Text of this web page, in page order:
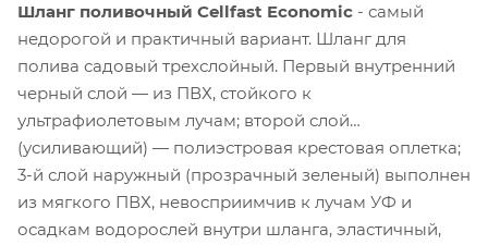
Шланг поливочный Cellfast Economic - самый
недорогой и практичный вариант. Шланг для
полива садовый трехслойный. Первый внутренний
черный слой — из ПВХ, стойкого к
ультрафиолетовым лучам; второй слой
(усиливающий) — полиэстровая крестовая оплетка;
3-й слой наружный (прозрачный зеленый) выполнен
из мягкого ПВХ, невосприимчив к лучам УФ и
осадкам водорослей внутри шланга, эластичный,